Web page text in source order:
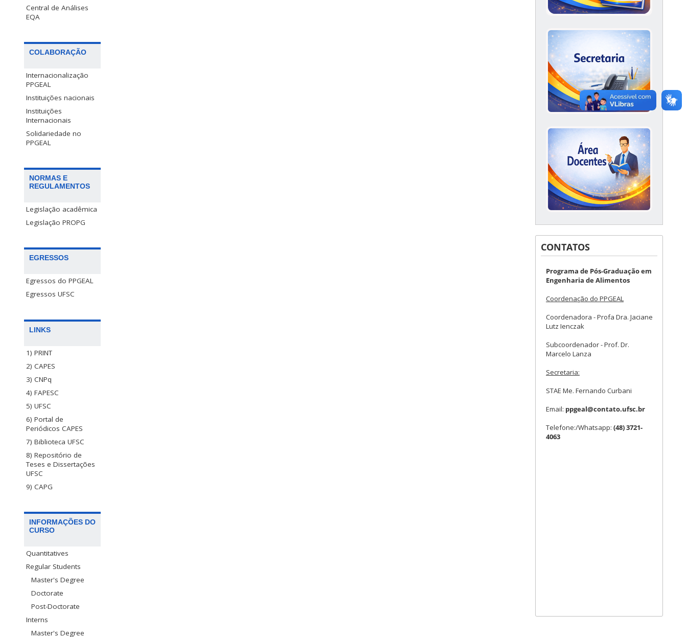
Central de Análises
EQA
COLABORAÇÃO
Internacionalização
PPGEAL
Instituições nacionais
Instituições
Internacionais
Solidariedade no
PPGEAL
NORMAS E
REGULAMENTOS
Legislação acadêmica
Legislação PROPG
EGRESSOS
Egressos do PPGEAL
Egressos UFSC
LINKS
1) PRINT
2) CAPES
3) CNPq
4) FAPESC
5) UFSC
6) Portal de
Periódicos CAPES
7) Biblioteca UFSC
8) Repositório de
Teses e Dissertações
UFSC
9) CAPG
INFORMAÇÕES DO
CURSO
Quantitatives
Regular Students
Master's Degree
Doctorate
Post-Doctorate
Interns
Master's Degree
CONTATOS
Programa de Pós-Graduação em
Engenharia de Alimentos
Coordenação do PPGEAL
Coordenadora - Profa Dra. Jaciane
Lutz Ienczak
Subcoordenador - Prof. Dr.
Marcelo Lanza
Secretaria:
STAE Me. Fernando Curbani
Email: ppgeal@contato.ufsc.br
Telefone:/Whatsapp: (48) 3721-
4063